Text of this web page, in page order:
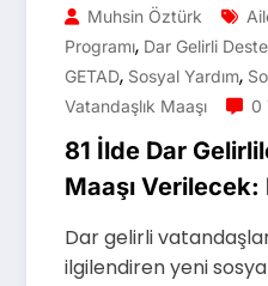
Muhsin Öztürk
Programı, Dar Gelirli
GETAD, Sosyal Yardım,
Vatandaşlık Maaşı 0
81 İlde Dar
Maaşı
Dar gelirli
ilgilendiren yeni